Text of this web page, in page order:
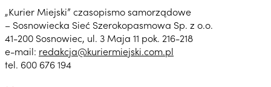
„Kurier Miejski” czasopismo samorządowe
– Sosnowiecka Sieć Szerokopasmowa Sp. z o.o.
41-200 Sosnowiec, ul. 3 Maja 11 pok. 216-218
e-mail: redakcja@kuriermiejski.com.pl
tel. 600 676 194